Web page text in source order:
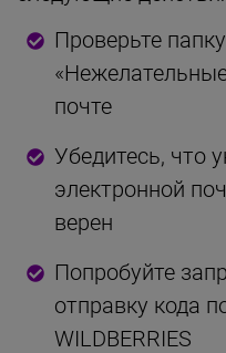
Проверьте
почте
Убедитесь, что
электронной
верен
Попробуйте
отправку кода
WILDBERRIES